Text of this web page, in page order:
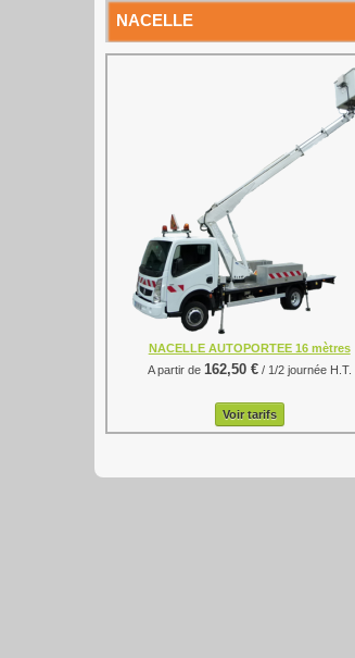
NACELLE
NACELLE AUTOPORTEE 16 mètres
A partir de 162,50 €/ 1/2 journée H.T.
Voir tarifs